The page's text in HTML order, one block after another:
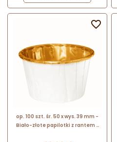
op. 100 szt. śr. 50 x wys. 39 mm -
Biało-złote papilotki z rantem -
